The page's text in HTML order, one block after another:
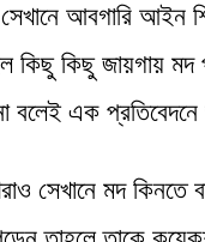
আবগারি আইন
কিছু কিছু জায়গায় মদ
এক প্রতিবেদনে
সেখানে মদ কিনতে